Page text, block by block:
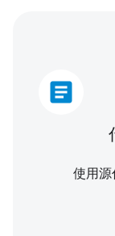
article
使用源